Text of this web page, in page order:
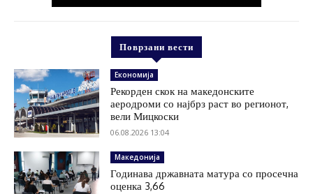
Поврзани вести
Економија
Рекорден скок на македонските
аеродроми со најбрз раст во регионот,
вели Мицкоски
06.08.2026 13:04
Македонија
Годинава државната матура со просечна
оценка 3,66